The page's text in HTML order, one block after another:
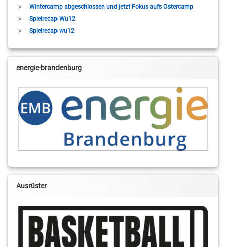
Wintercamp abgeschlossen und jetzt Fokus aufs Ostercamp
Spielrecap Wu12
Spielrecap wu12
energie-brandenburg
Ausrüster